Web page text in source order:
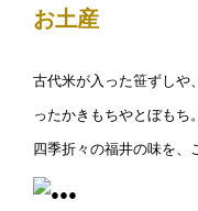
お土産
古代米が入った笹ずしや
ったかきもちやとぼもち。
四季折々の福井の味を、